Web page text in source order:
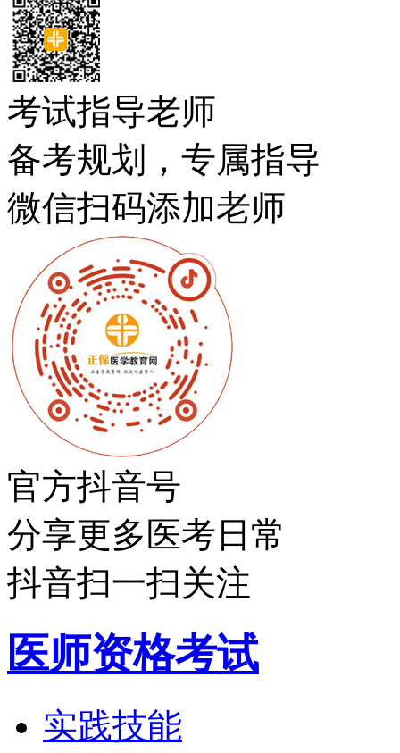
考试指导老师
备考规划，专属指导
微信扫码添加老师
官方抖音号
分享更多医考日常
抖音扫一扫关注
医师资格考试
实践技能